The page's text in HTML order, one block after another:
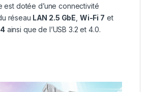
est dotée d’une connectivité
réseau LAN 2.5 GbE Wi-Fi 7 et
ainsi que de l’USB 3.2 et 4.0.